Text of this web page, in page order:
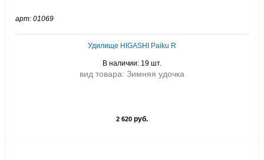
арт: 01069
Удилище HIGASHI Paiku R
В наличии: 19 шт.
вид товара: Зимняя удочка
2 620 руб.